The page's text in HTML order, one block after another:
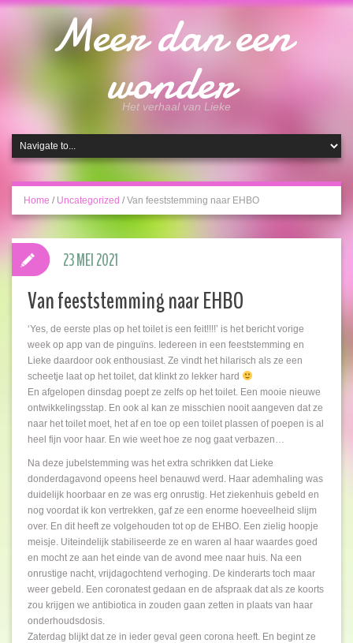
Meer dan een
wonder
Het verhaal van Lieke
Home / Uncategorized / Van feeststemming naar EHBO
Van feeststemming naar EHBO
‘Yes, de eerste plas op het toilet is een feit!!!!’ is het bericht vorige
week op app van de pinguïns. Iedereen in een feeststemming en
Lieke daardoor ook enthousiast. Ze vindt het hilarisch als ze een
scheetje laat op het toilet, dat klinkt zo lekker hard
En afgelopen dinsdag poept ze zelfs op het toilet. Een mooie nieuwe
ontwikkelingsstap. En ook al kan ze misschien nooit aangeven dat ze
naar het toilet moet, het af en toe op een toilet plassen of poepen is al
heel fijn voor haar. En wie weet hoe ze nog gaat verbazen…
Na deze jubelstemming was het extra schrikken dat Lieke
donderdagavond opeens heel benauwd werd. Haar ademhaling was
duidelijk hoorbaar en ze was erg onrustig. Het ziekenhuis gebeld en
nog voordat ik kon vertrekken, gaf ze een enorme hoeveelheid slijm
over. En dit heeft ze volgehouden tot op de EHBO. Een zielig hoopje
meisje. Uiteindelijk stabiliseerde ze en waren al haar waardes goed
en mocht ze aan het einde van de avond mee naar huis. Na een
onrustige nacht, vrijdagochtend verhoging. De kinderarts toch maar
weer gebeld. Een coronatest gedaan en de afspraak dat als ze koorts
zou krijgen we antibiotica in zouden gaan zetten in plaats van haar
onderhoudsdosis.
Zaterdag blijkt dat ze in ieder geval geen corona heeft. En begint ze
23 MEI 2021